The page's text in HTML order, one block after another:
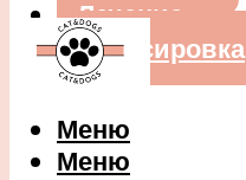
Лечение
Дрессировка
Меню
Меню